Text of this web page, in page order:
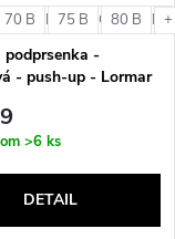
80 B 80 C 80 D
70 B 75 B 80 B
podprsenka -
- push-up - Lormar
>6 ks
DETAIL